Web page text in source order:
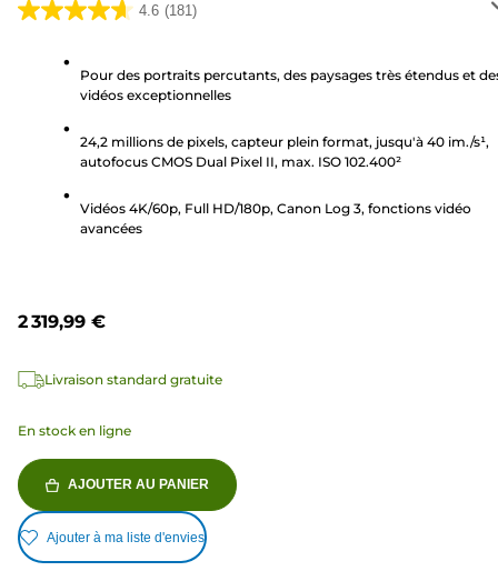
4.6 (181)
4.6
étoiles.
Pour des portraits percutants, des paysages très étendus et
vidéos exceptionnelles
24,2 millions de pixels, capteur plein format, jusqu'à 40 im./s¹,
autofocus CMOS Dual Pixel II, max. ISO 102.400²
Vidéos 4K/60p, Full HD/180p, Canon Log 3, fonctions vidéo
avancées
2 319,99 €
Livraison standard gratuite
En stock en ligne
AJOUTER AU PANIER
Ajouter à ma liste d'envies